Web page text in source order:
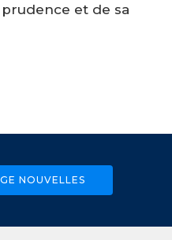
et de sa
NOUVELLES